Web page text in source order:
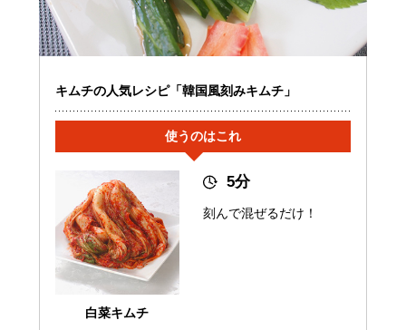
キムチの人気レシピ「韓国風刻みキムチ」
使うのはこれ
白菜キムチ
5分
刻んで混ぜるだけ！